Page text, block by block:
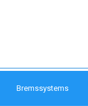
Bremssystems